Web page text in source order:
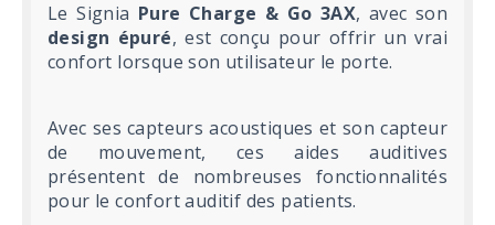
Le Signia Pure Charge & Go 3AX, avec son
design épuré, est conçu pour offrir un vrai
confort lorsque son utilisateur le porte.
Avec ses capteurs acoustiques et son capteur
de mouvement, ces aides auditives
présentent de nombreuses fonctionnalités
pour le confort auditif des patients.